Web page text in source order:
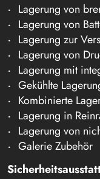
Lagerung von
Lagerung von
Lagerung zur
Lagerung von
Lagerung mit
Gekühlte
Kombinierte
Lagerung in
Lagerung von
Galerie Zubehör